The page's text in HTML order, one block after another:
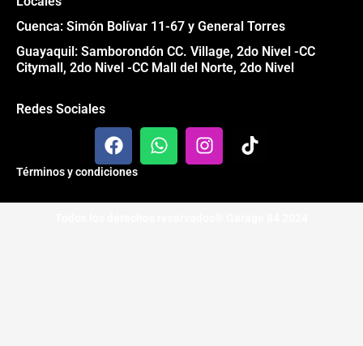
Cuenca: Simón Bolívar 11-67 y General Torres
Guayaquil: Samborondón CC. Village, 2do Nivel -CC
Citymall, 2do Nivel -CC Mall del Norte, 2do Nivel
Redes Sociales
F
a
c
b
W
h
a
s
I
n
s
a
T
i
o
Términos y condiciones